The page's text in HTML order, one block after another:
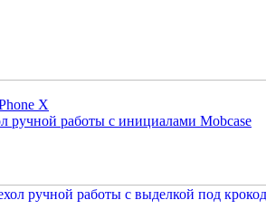
X
ручной работы с инициалами Mobcase